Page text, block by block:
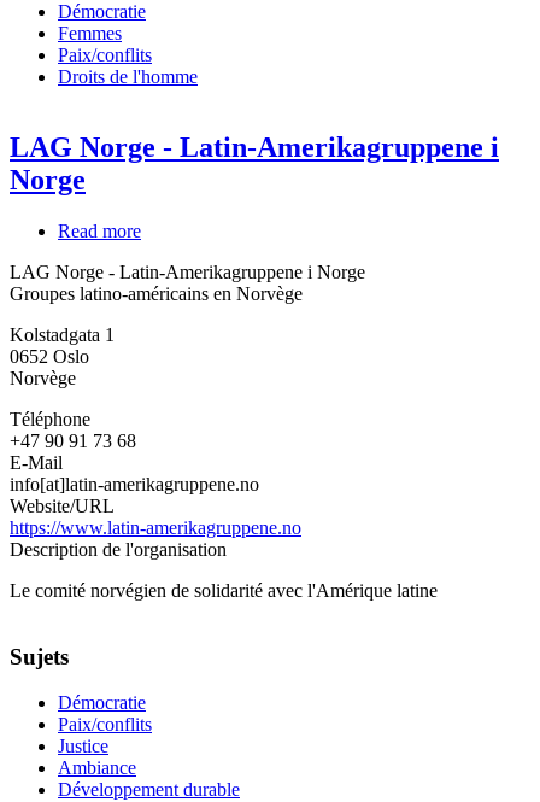
Démocratie
Femmes
Paix/conflits
Droits de l'homme
LAG Norge - Latin-Amerikagruppene i
Norge
Read more
Norge
-
LAG Norge - Latin-Amerikagruppene i Norge
Groupes latino-américains en Norvège
Kolstadgata 1
0652 Oslo
Norvège
Téléphone
+47 90 91 73 68
E-Mail
info[at]latin-amerikagruppene.no
Website/URL
https://www.latin-amerikagruppene.no
Description de l'organisation
Le comité norvégien de solidarité avec l'Amérique latine
Sujets
Démocratie
Paix/conflits
Justice
Ambiance
Développement durable